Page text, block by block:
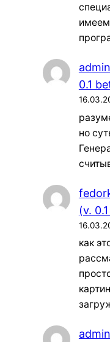
имеем
admin
0.1
но
(v.
как
admin